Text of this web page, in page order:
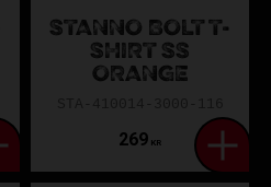
STANNO BOLT T-
SHIRT SS
ORANGE
269 KR